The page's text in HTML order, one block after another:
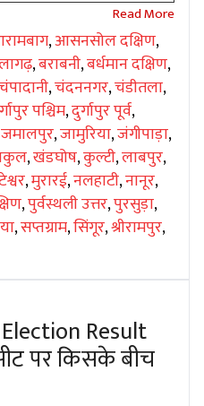
,आसनसोल दक्षिण,
,बराबनी,बर्धमान दक्षिण,
,चंदननगर,चंडीतला,
पश्चिम,दुर्गापुर पूर्व,
जमालपुर,जामुरिया,जंगीपाड़ा,
,खंडघोष,कुल्टी,लाबपुर,
,मुरारई,नलहाटी,नानूर,
,पुर्वस्थली उत्तर,पुरसुड़ा,
,सप्तग्राम,सिंगूर,श्रीरामपुर,
Result
पर किसके बीच